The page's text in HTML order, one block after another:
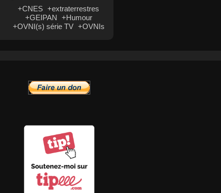
+CNES +extraterrestres
+GEIPAN +Humour
+OVNI(s) série TV +OVNIs